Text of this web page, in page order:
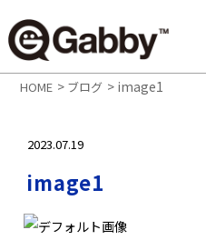
HOME > ブログ > image1
2023.07.19
image1